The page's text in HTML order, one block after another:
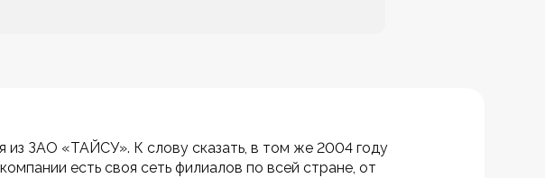
ЗАО «ТАЙСУ». К слову сказать, в том же 2004 году
есть своя сеть филиалов по всей стране, от